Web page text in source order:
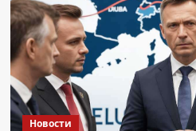
Новости